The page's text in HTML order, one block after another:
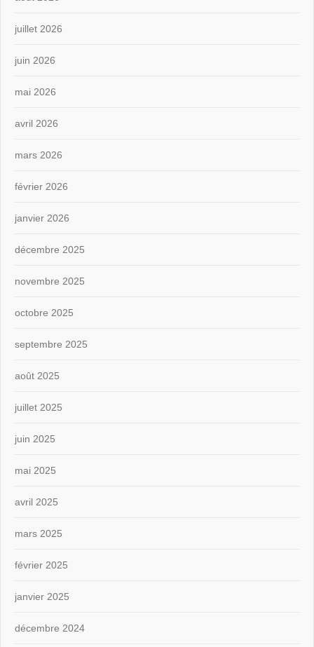
juillet 2026
juin 2026
mai 2026
avril 2026
mars 2026
février 2026
janvier 2026
décembre 2025
novembre 2025
octobre 2025
septembre 2025
août 2025
juillet 2025
juin 2025
mai 2025
avril 2025
mars 2025
février 2025
janvier 2025
décembre 2024